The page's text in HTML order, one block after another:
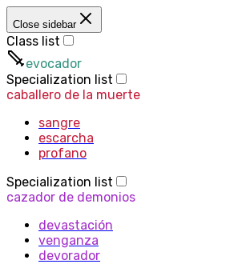
Close sidebar
Class list
evocador
Specialization list
caballero de la muerte
sangre
escarcha
profano
Specialization list
cazador de demonios
devastación
venganza
devorador